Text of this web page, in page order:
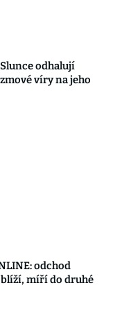
odhalují
víry na jeho
odchod
blíží, míří do druhé